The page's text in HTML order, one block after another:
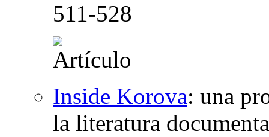
511-528
Inside Korova: una
la literatura